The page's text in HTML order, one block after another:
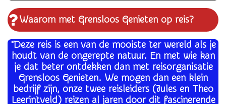
Waarom met Grensloos Genieten op reis?
"Deze reis is een van de mooiste ter wereld als je
houdt van de ongerepte natuur. En met wie kan
je dat beter ontdekken dan met reisorganisatie
Grensloos Genieten. We mogen dan een klein
bedrijf zijn, onze twee reisleiders (Jules en Theo
Leerintveld) reizen al jaren door dit fascinerende